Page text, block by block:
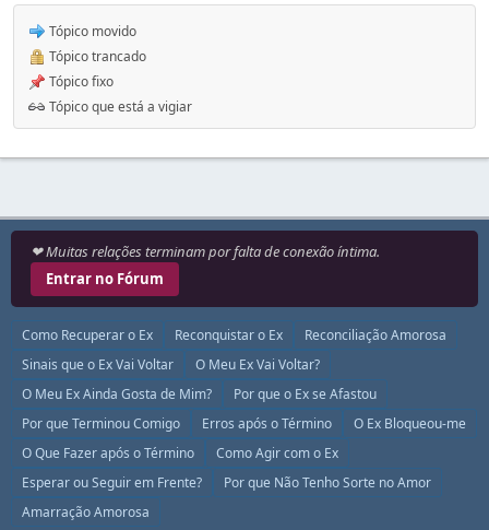
Tópico movido
Tópico trancado
Tópico fixo
Tópico que está a vigiar
❤ Muitas relações terminam por falta de conexão íntima.
Entrar no Fórum
Como Recuperar o Ex Reconquistar o Ex
Reconciliação Amorosa
Sinais que o Ex Vai Voltar
O Meu Ex Vai Voltar?
O Meu Ex Ainda Gosta de Mim?
Por que o Ex se Afastou
Por que Terminou Comigo
Erros após o Término
O Ex Bloqueou-me
O Que Fazer após o Término
Como Agir com o Ex
Esperar ou Seguir em Frente?
Por que Não Tenho Sorte no Amor
Amarração Amorosa